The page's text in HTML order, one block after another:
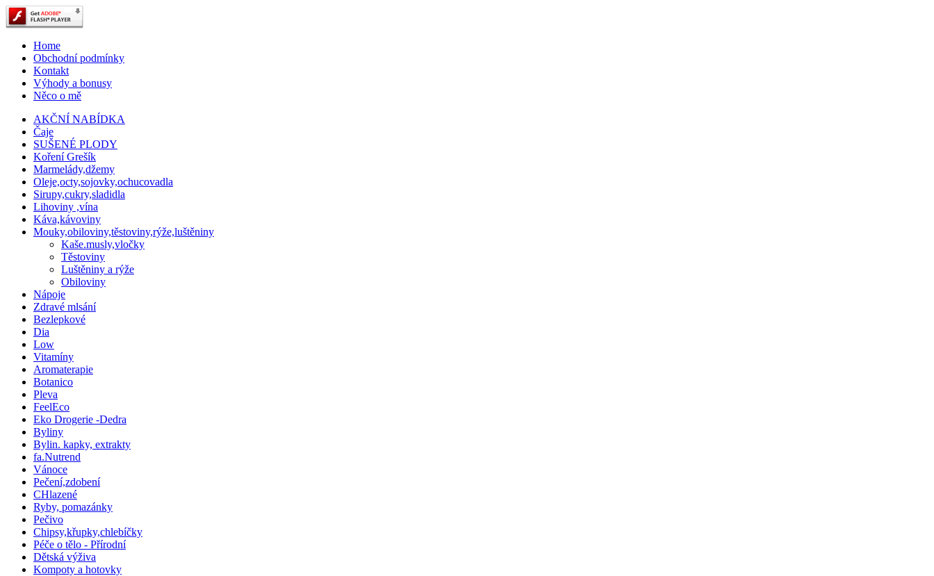
Home
Obchodní podmínky
Kontakt
Výhody a bonusy
Něco o mě
AKČNÍ NABÍDKA
Čaje
SUŠENÉ PLODY
Koření Grešík
Marmelády,džemy
Oleje,octy,sojovky,ochucovadla
Sirupy,cukry,sladidla
Lihoviny ,vína
Káva,kávoviny
Mouky,obiloviny,těstoviny,rýže,luštěniny
Kaše.musly,vločky
Těstoviny
Luštěniny a rýže
Obiloviny
Nápoje
Zdravé mlsání
Bezlepkové
Dia
Low
Vitamíny
Aromaterapie
Botanico
Pleva
FeelEco
Eko Drogerie -Dedra
Byliny
Bylin. kapky, extrakty
fa.Nutrend
Vánoce
Pečení,zdobení
CHlazené
Ryby, pomazánky
Pečivo
Chipsy,křupky,chlebíčky
Péče o tělo - Přírodní
Dětská výživa
Kompoty a hotovky